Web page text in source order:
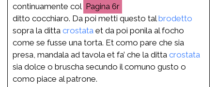
continuamente col
6r
ditto cocchiaro. Da poi metti questo talbrodetto
sopra la ditta crostata et da poi ponila al focho
come se fusse una torta. Et como pare che sia
presa, mandala ad tavola et fa’ che la ditta crostata
sia dolce o bruscha secundo il comuno gusto o
como piace al patrone.